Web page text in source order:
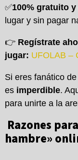
✅100% gratuito
lugar y sin pagar
👉 Regístrate
jugar: UFOLAB –
Si eres fanático
es imperdible.
para unirte a la
Razones
hambre»